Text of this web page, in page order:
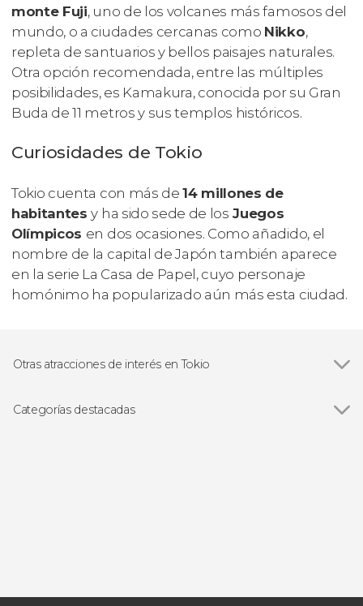
monte Fuji, uno de los volcanes más famosos del
mundo, o a ciudades cercanas como Nikko,
repleta de santuarios y bellos paisajes naturales.
Otra opción recomendada, entre las múltiples
posibilidades, es Kamakura, conocida por su Gran
Buda de 11 metros y sus templos históricos.
Curiosidades de Tokio
Tokio cuenta con más de14 millones de
habitantesy ha sido sede de los Juegos
Olímpicos en dos ocasiones. Como añadido, el
nombre de la capital de Japón también aparece
en la serie La Casa de Papel, cuyo personaje
homónimo ha popularizado aún más esta ciudad.
Otras atracciones de interés en Tokio
Shibuya
Categorías destacadas